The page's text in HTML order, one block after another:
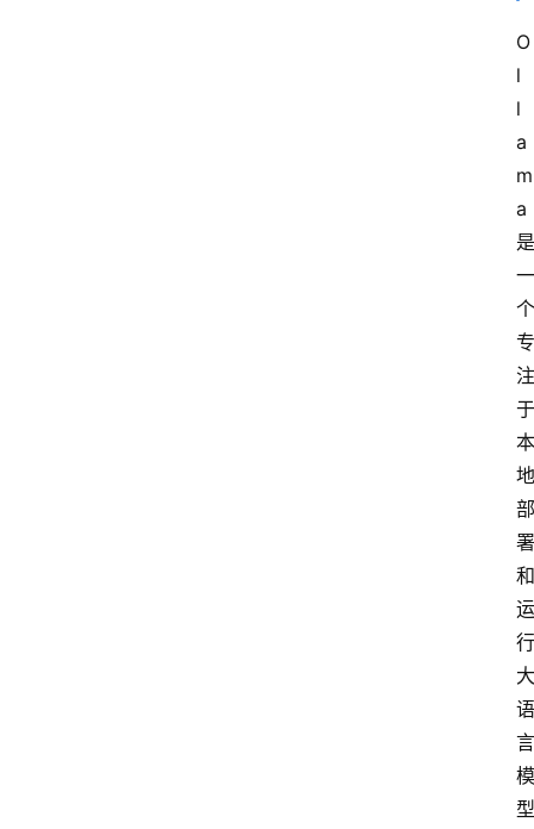
O
l
l
a
m
a
是
一
个
专
注
于
本
地
部
署
和
运
行
大
语
言
模
型